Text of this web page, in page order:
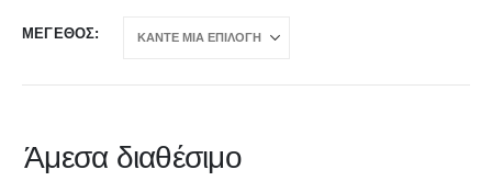
ΜΈΓΕΘΟΣ
Άμεσα διαθέσιμο